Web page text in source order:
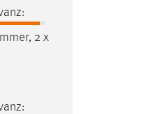
2 x